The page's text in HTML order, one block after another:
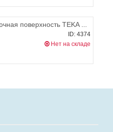
Газовая варочная поверхность TEKA EM 30 2G AL
ID: 4374
Нет на складе